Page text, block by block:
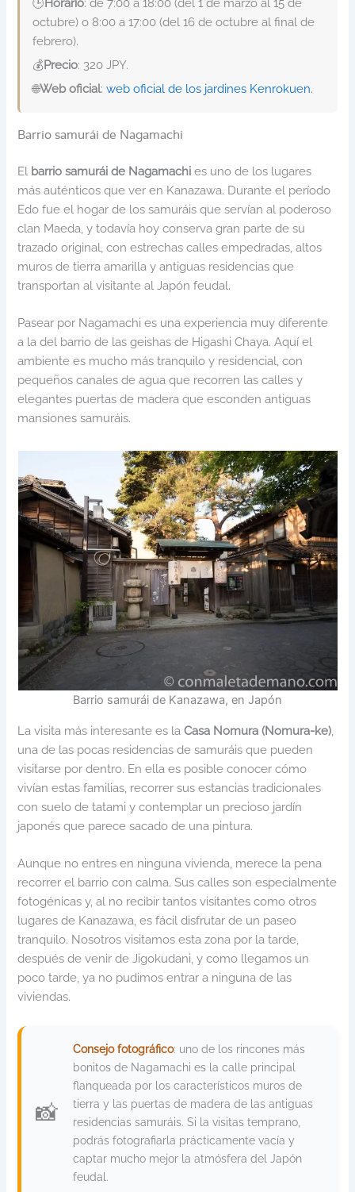
octubre) o 8:00 a 17:00 (del 16 de octubre al final de
febrero).
💰Precio: 320 JPY.
🌐Web oficial:web oficial de los jardines Kenrokuen.
Barrio samurái de Nagamachi
El barrio samurái de Nagamachi es uno de los lugares
más auténticos que ver en Kanazawa. Durante el período
Edo fue el hogar de los samuráis que servían al poderoso
clan Maeda, y todavía hoy conserva gran parte de su
trazado original, con estrechas calles empedradas, altos
muros de tierra amarilla y antiguas residencias que
transportan al visitante al Japón feudal.
Pasear por Nagamachi es una experiencia muy diferente
a la del barrio de las geishas de Higashi Chaya. Aquí el
ambiente es mucho más tranquilo y residencial, con
pequeños canales de agua que recorren las calles y
elegantes puertas de madera que esconden antiguas
mansiones samuráis.
Barrio samurái de Kanazawa, en Japón
La visita más interesante es laCasa Nomura (Nomura-ke)
una de las pocas residencias de samuráis que pueden
visitarse por dentro. En ella es posible conocer cómo
vivían estas familias, recorrer sus estancias tradicionales
con suelo de tatami y contemplar un precioso jardín
japonés que parece sacado de una pintura.
Aunque no entres en ninguna vivienda, merece la pena
recorrer el barrio con calma. Sus calles son especialmente
fotogénicas y, al no recibir tantos visitantes como otros
lugares de Kanazawa, es fácil disfrutar de un paseo
tranquilo. Nosotros visitamos esta zona por la tarde,
después de venir de Jigokudani, y como llegamos un
poco tarde, ya no pudimos entrar a ninguna de las
viviendas.
Consejo fotográfico: uno de los rincones más
bonitos de Nagamachi es la calle principal
flanqueada por los característicos muros de
tierra y las puertas de madera de las antiguas
residencias samuráis. Si la visitas temprano,
podrás fotografiarla prácticamente vacía y
captar mucho mejor la atmósfera del Japón
feudal.